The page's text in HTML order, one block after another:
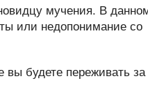
мучения. В
или недопонимание со
вы будете переживать за